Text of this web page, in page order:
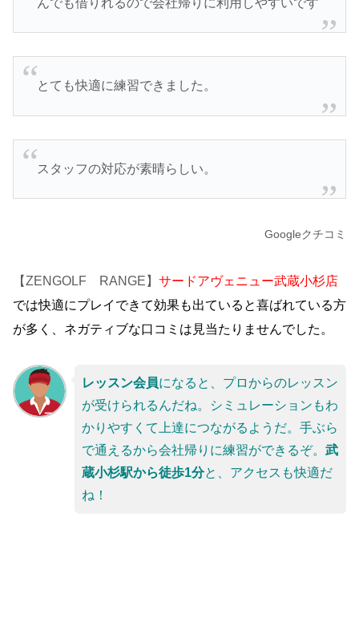
とても快適に練習できました。
スタッフの対応が素晴らしい。
Googleクチコミ
【ZENGOLF RANGE】 サードアヴェニュー武蔵小杉店
では快適にプレイできて効果も出ていると喜ばれている方
が多く、ネガティブな口コミは見当たりませんでした。
レッスン会員になると、プロからのレッスン
が受けられるんだね。シミュレーションもわ
かりやすくて上達につながるようだ。手ぶら
で通えるから会社帰りに練習ができるぞ。 武
蔵小杉駅から徒歩1分と、アクセスも快適だ
ね！